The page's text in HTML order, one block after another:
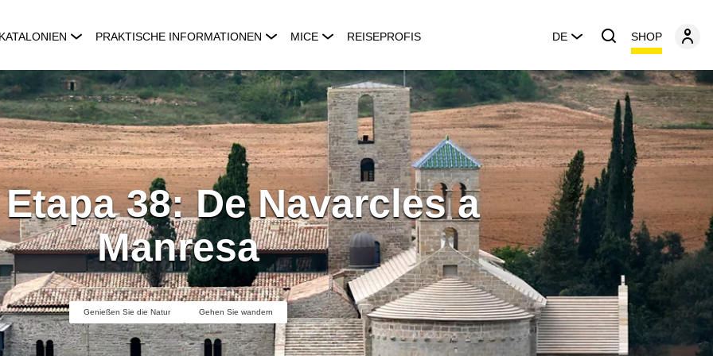
PRAKTISCHE INFORMATIONEN MICE REISEPROFIS DE SHOP
38: De Navarcles a
Manresa
Genießen Sie die Natur Gehen Sie wandern